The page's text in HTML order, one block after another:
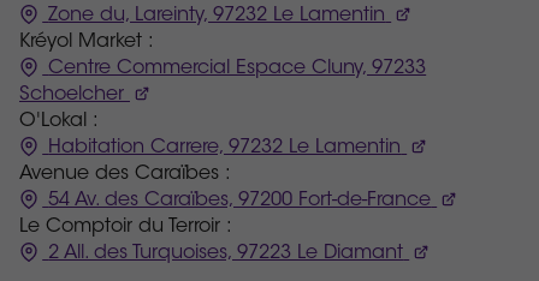
Zone du, Lareinty, 97232 Le Lamentin
Kréyol Market :
Centre Commercial Espace Cluny, 97233
Schoelcher
O'Lokal :
Habitation Carrere, 97232 Le Lamentin
Avenue des Caraïbes :
54 Av. des Caraïbes, 97200 Fort-de-France
Le Comptoir du Terroir :
2 All. des Turquoises, 97223 Le Diamant